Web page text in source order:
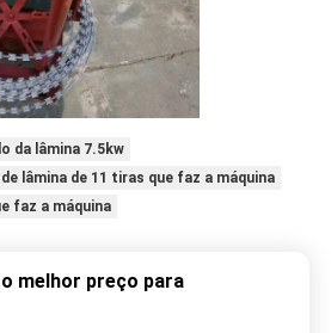
da lâmina 7.5kw
lâmina de 11 tiras que faz a máquina
faz a máquina
melhor preço para